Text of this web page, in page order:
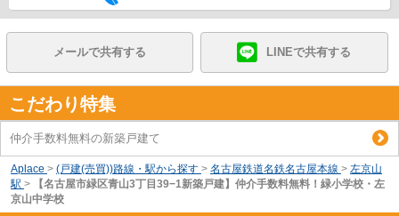
メールで共有する LINEで共有する
こだわり特集
仲介手数料無料の新築戸建て
Aplace > (戸建(売買))路線・駅から探す > 名古屋鉄道名鉄名古屋本線 > 左京山
駅 >
【名古屋市緑区青山3丁目39−1新築戸建】仲介手数料無料！緑小学校・左
京山中学校